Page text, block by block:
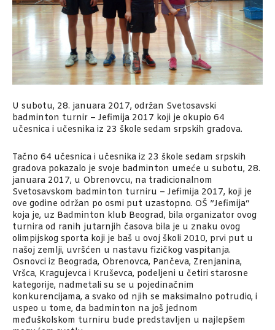
U subotu, 28. januara 2017, održan Svetosavski
badminton turnir – Jefimija 2017 koji je okupio 64
učesnica i učesnika iz 23 škole sedam srpskih gradova.
Tačno 64 učesnica i učesnika iz 23 škole sedam srpskih
gradova pokazalo je svoje badminton umeće u subotu, 28.
januara 2017, u Obrenovcu, na tradicionalnom
Svetosavskom badminton turniru – Jefimija 2017, koji je
ove godine održan po osmi put uzastopno. OŠ ”Jefimija“
koja je, uz Badminton klub Beograd, bila organizator ovog
turnira od ranih jutarnjih časova bila je u znaku ovog
olimpijskog sporta koji je baš u ovoj školi 2010, prvi put u
našoj zemlji, uvršćen u nastavu fizičkog vaspitanja.
Osnovci iz Beograda, Obrenovca, Pančeva, Zrenjanina,
Vršca, Kragujevca i Kruševca, podeljeni u četiri starosne
kategorije, nadmetali su se u pojedinačnim
konkurencijama, a svako od njih se maksimalno potrudio, i
uspeo u tome, da badminton na još jednom
međuškolskom turniru bude predstavljen u najlepšem